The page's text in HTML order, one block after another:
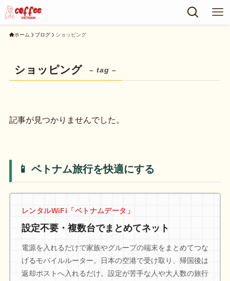
ホーム ブログ ショッピング
ショッピング – tag –
記事が見つかりませんでした。
📱 ベトナム旅行を快適にする
レンタルWiFi「ベトナムデータ」
設定不要・複数台でまとめてネット
電源を入れるだけで家族やグループの端末をまとめてつな
げるモバイルルーター。日本の空港で受け取り、帰国後は
返却ポストへ入れるだけ。設定が苦手な人や大人数の旅行